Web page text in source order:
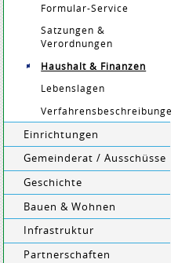
Formular-Service
Satzungen &
Verordnungen
Haushalt & Finanzen
Lebenslagen
Verfahrensbeschreibungen
Einrichtungen
Gemeinderat / Ausschüsse
Geschichte
Bauen & Wohnen
Infrastruktur
Partnerschaften